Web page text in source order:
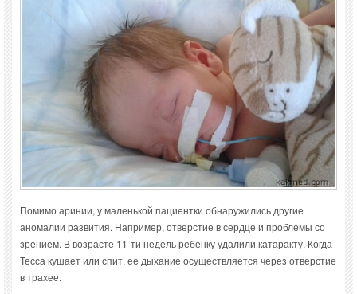
Помимо аринии, у маленькой пациентки обнаружились другие
аномалии развития. Например, отверстие в сердце и проблемы со
зрением. В возрасте 11-ти недель ребенку удалили катаракту. Когда
Тесса кушает или спит, ее дыхание осуществляется через отверстие
в трахее.